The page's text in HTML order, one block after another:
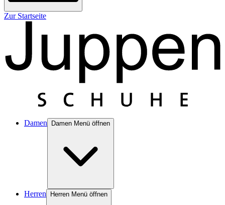
Zur Startseite
Damen Damen Menü öffnen
Herren Herren Menü öffnen